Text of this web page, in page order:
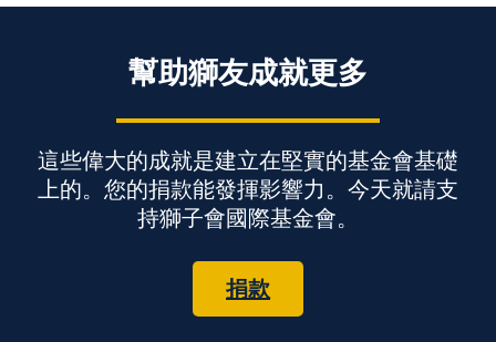
幫助獅友成就更多
這些偉大的成就是建立在堅實的基金會基礎
上的。您的捐款能發揮影響力。今天就請支
持獅子會國際基金會。
捐款